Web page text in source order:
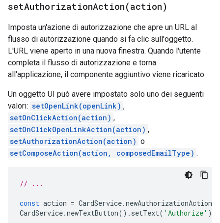
setAuthorizationAction(action)
Imposta un'azione di autorizzazione che apre un URL al
flusso di autorizzazione quando si fa clic sull'oggetto.
L'URL viene aperto in una nuova finestra. Quando l'utente
completa il flusso di autorizzazione e torna
all'applicazione, il componente aggiuntivo viene ricaricato.
Un oggetto UI può avere impostato solo uno dei seguenti
valori: setOpenLink(openLink) ,
setOnClickAction(action) ,
setOnClickOpenLinkAction(action) ,
setAuthorizationAction(action) o
setComposeAction(action, composedEmailType) .
// ...
const action = CardService.newAuthorizationAction
CardService.newTextButton(). setText( 'Authorize' ).